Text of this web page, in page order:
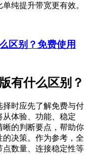
纯提升带宽更有效。
区别？免费使用
有什么区别？
择时应先了解免费与付
体验、功能、稳定
的判断要点，帮助你
决策。作为参考，全
数量、连接稳定性等